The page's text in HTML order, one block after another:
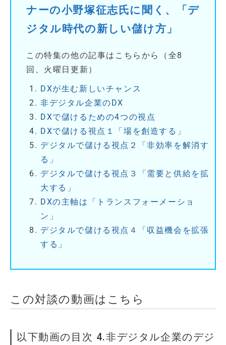
ナーの小野塚征志氏に聞く、「デ
ジタル時代の新しい儲け方」
この特集の他の記事はこちらから（全8
回、火曜日更新）
DXが生む新しいチャンス
非デジタル企業のDX
DXで儲けるための4つの視点
DXで儲ける視点１「場を創造する」
デジタルで儲ける視点２「非効率を解消す
る」
デジタルで儲ける視点３「需要と供給を拡
大する」
DXの主軸は「トランスフォーメーショ
ン」
デジタルで儲ける視点４「収益機会を拡張
する」
この対談の動画はこちら
以下動画の目次 4.非デジタル企業のデジ